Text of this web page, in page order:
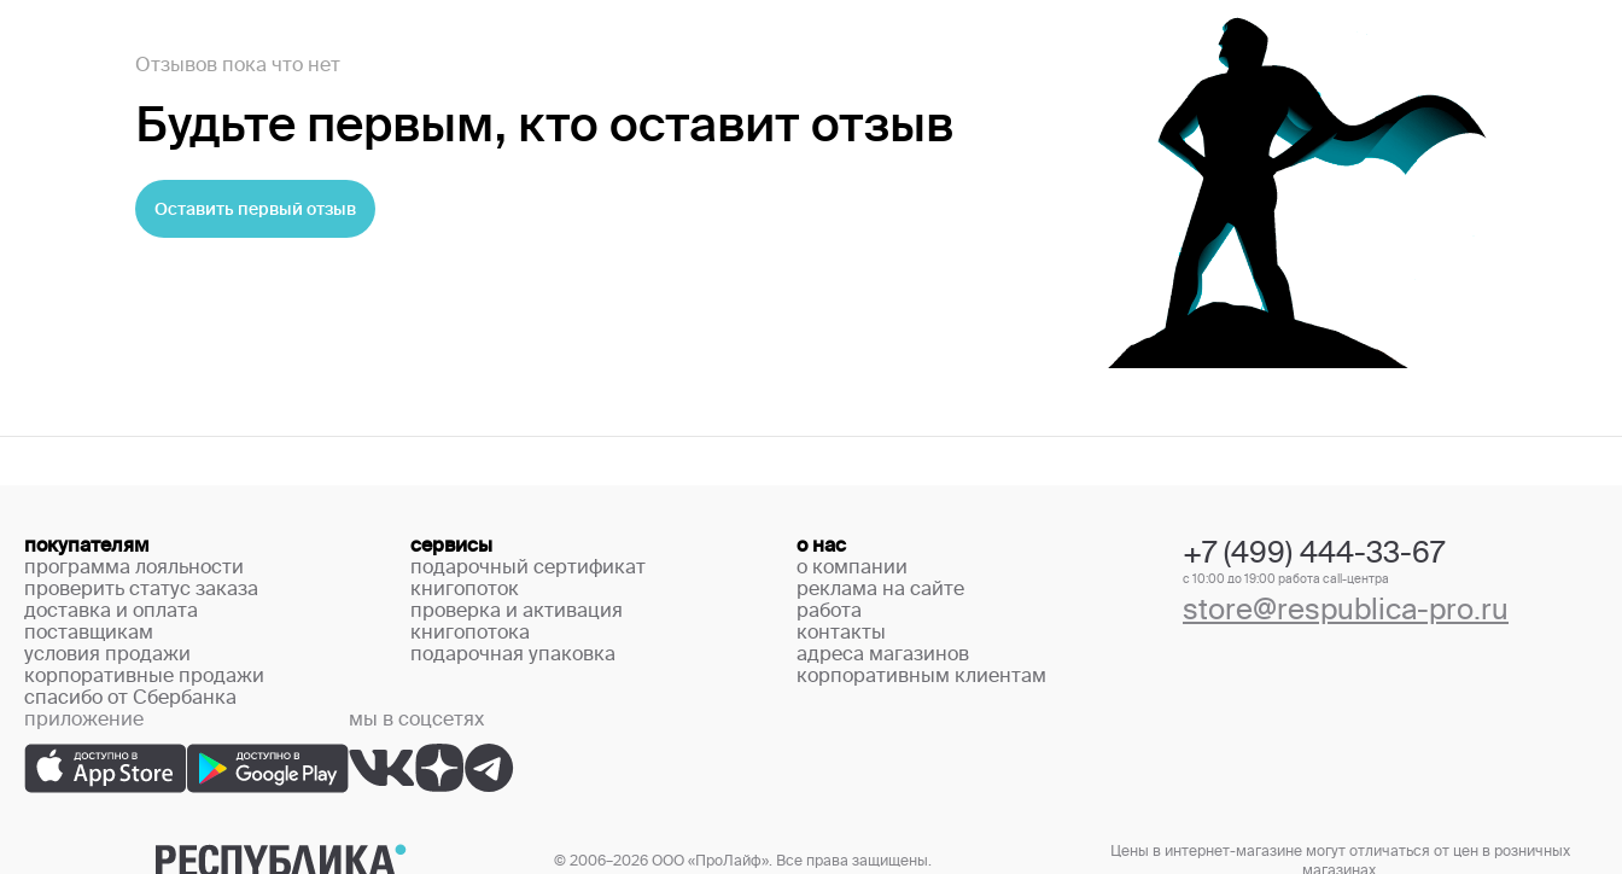
Отзывов пока что нет
Будьте первым, кто оставит отзыв
Оставить первый отзыв
покупателям
программа лояльности
проверить статус заказа
доставка и оплата
поставщикам
условия продажи
корпоративные продажи
спасибо от Сбербанка
сервисы
подарочный сертификат
книгопоток
проверка и активация
книгопотока
подарочная упаковка
о нас
о компании
реклама на сайте
работа
контакты
адреса магазинов
корпоративным клиентам
+7 (499) 444-33-67
с 10:00 до 19:00 работа call-центра
store@respublica-pro.ru
приложение мы в соцсетях
© 2006–2026 ООО «ПроЛайф». Все права защищены.
Цены в интернет-магазине могут отличаться от цен в розничных
магазинах.